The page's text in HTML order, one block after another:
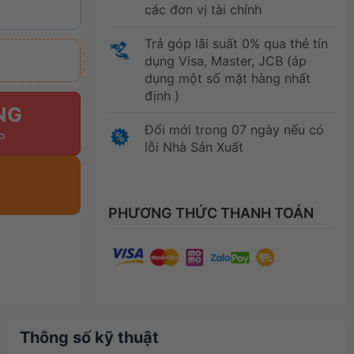
các đơn vị tài chính
Trả góp lãi suất 0% qua thẻ tín
dụng Visa, Master, JCB (áp
dụng một số mặt hàng nhất
định )
Đổi mới trong 07 ngày nếu có
lỗi Nhà Sản Xuất
PHƯƠNG THỨC THANH TOÁN
Thông số kỹ thuật